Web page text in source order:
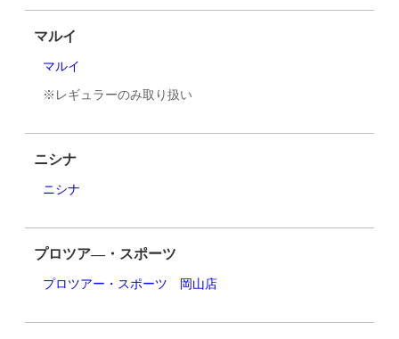
マルイ
マルイ
※レギュラーのみ取り扱い
ニシナ
ニシナ
プロツア―・スポーツ
プロツアー・スポーツ 岡山店